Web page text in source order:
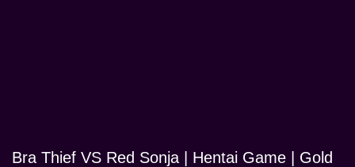
Bra Thief VS Red Sonja | Hentai Game | Gold